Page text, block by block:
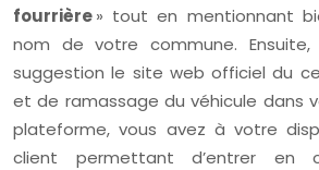
fourrière» tout en mentionnant
nom de votre commune.
suggestion le site web officiel du
et de ramassage du véhicule dans
plateforme, vous avez à votre
client permettant d’entrer en